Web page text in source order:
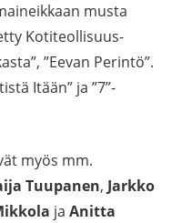
musta
Kotiteollisuus-
”Eevan Perintö”.
Itään” ja ”7”-
myös mm.
Tuupanen, Jarkko
ja Anitta